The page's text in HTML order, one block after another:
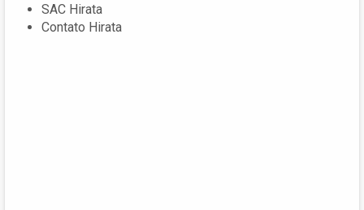
SAC Hirata
Contato Hirata